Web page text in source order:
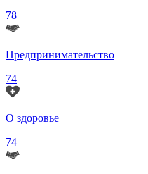
78
Предпринимательство
74
О здоровье
74